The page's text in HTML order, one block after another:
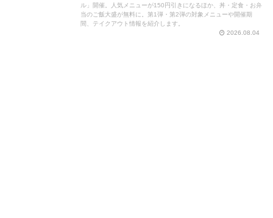
ル」開催。人気メニューが150円引きになるほか、丼・定食・お弁
当のご飯大盛が無料に。第1弾・第2弾の対象メニューや開催期
間、テイクアウト情報を紹介します。
2026.08.04